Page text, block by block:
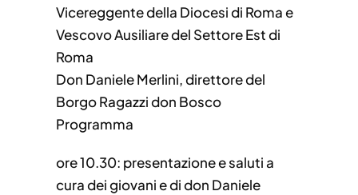
Vicereggente della Diocesi di Roma e
Vescovo Ausiliare del Settore Est di
Roma
Don Daniele Merlini, direttore del
Borgo Ragazzi don Bosco
Programma
ore 10.30: presentazione e saluti a
cura dei giovani e di don Daniele